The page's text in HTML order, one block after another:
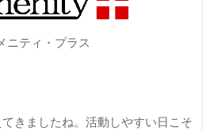
ニティ・プラス
きましたね。活動しやすい日こそ